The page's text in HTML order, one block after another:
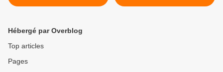
Hébergé par Overblog
Top articles
Pages